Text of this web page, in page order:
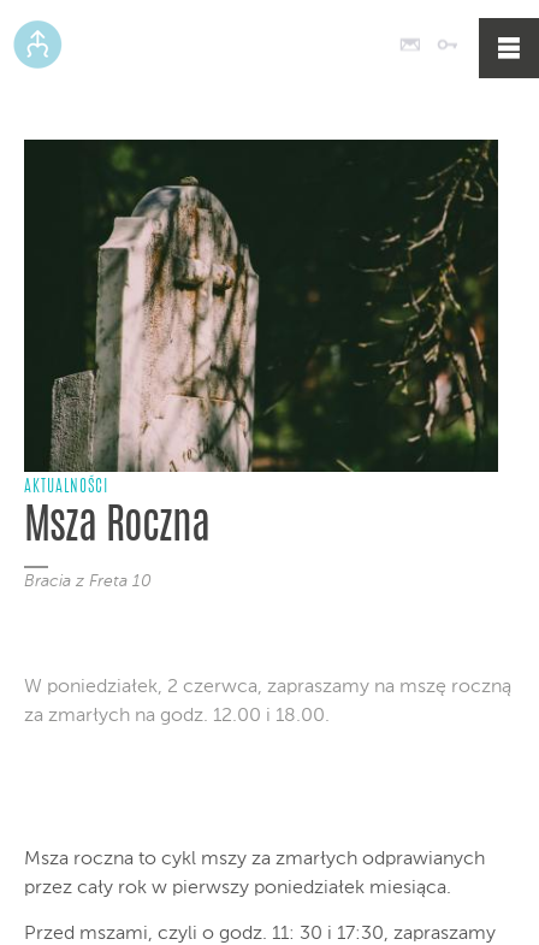
Poczta
AKTUALNOŚCI
Msza Roczna
Bracia z Freta 10
W poniedziałek, 2 czerwca, zapraszamy na mszę roczną
za zmarłych na godz. 12.00 i 18.00.
Msza roczna to cykl mszy za zmarłych odprawianych
przez cały rok w pierwszy poniedziałek miesiąca.
Przed mszami, czyli o godz. 11: 30 i 17:30, zapraszamy